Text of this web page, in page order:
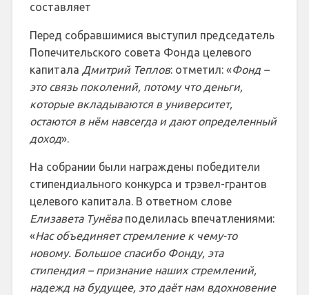
составляет
Перед собравшимися выступил председатель
Попечительского совета Фонда целевого
капитала Дмитрий Теплов: отметил: «Фонд –
это связь поколений, потому что деньги,
которые вкладываются в университет,
остаются в нём навсегда и дают определенный
доход».
На собрании были награждены победители
стипендиального конкурса и трэвел-грантов
целевого капитала. В ответном слове
Елизавета Тунёваподелилась впечатлениями:
«Нас объединяет стремление к чему-то
новому. Большое спасибо Фонду, эта
стипендия – признание наших стремлений,
надежд на будущее, это даёт нам вдохновение